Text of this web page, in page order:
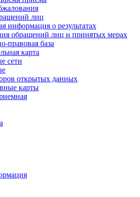
лиц
информация о результатах
обращений лиц и принятых мерах
правовая база
карта
сети
открытых данных
карты